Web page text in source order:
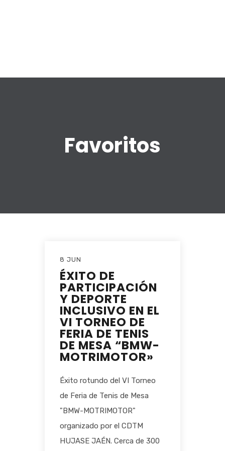
Favoritos
8 JUN
ÉXITO DE
PARTICIPACIÓN
Y DEPORTE
INCLUSIVO EN EL
VI TORNEO DE
FERIA DE TENIS
DE MESA “BMW-
MOTRIMOTOR»
Éxito rotundo del VI Torneo
de Feria de Tenis de Mesa
"BMW-MOTRIMOTOR"
organizado por el CDTM
HUJASE JAÉN. Cerca de 300